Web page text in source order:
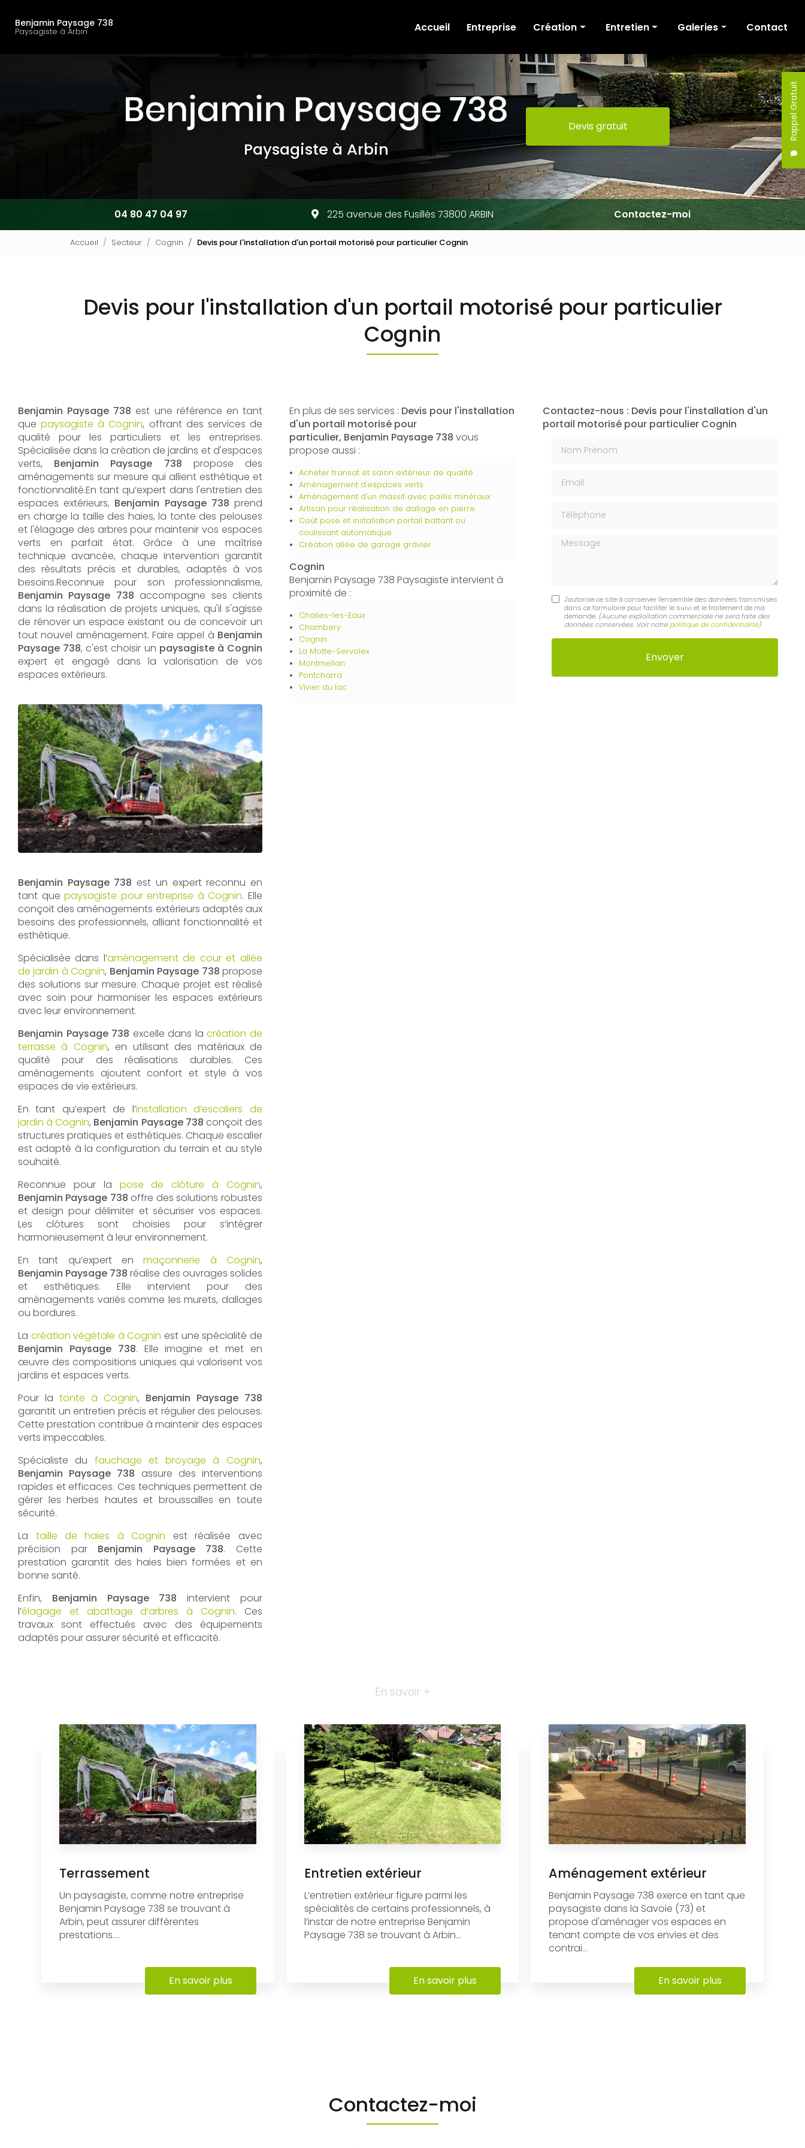
contenu
Benjamin Paysage 738
Paysagiste à Arbin
Rappel Gratuit
Accueil
Entreprise Création
Cour et allée
Terrasse
Murs de soutènement
Escaliers
Portail
Clôture
Maçonnerie
Terrassement
Pergola
Entretien
Tonte
Fauchage / Broyage
Taille de haies
Elagage / Abattage
Galeries
Création
Entretien
Contact
Paysagiste à Arbin
Devis gratuit
04 80 47 04 97 225 avenue des Fusillés 73800 ARBIN Contactez-moi
Accueil Secteur Cognin Devis pour l'installation d'un portail motorisé pour particulier Cognin
Devis pour l'installation d'un portail motorisé pour particulier
Cognin
Benjamin Paysage 738 est une référence en tant
quepaysagiste à Cognin, offrant des services de
qualité pour les particuliers et les entreprises.
Spécialisée dans la création de jardins et d'espaces
verts, Benjamin Paysage 738 propose des
aménagements sur mesure qui allient esthétique et
fonctionnalité.En tant qu’expert dans l'entretien des
espaces extérieurs, Benjamin Paysage 738 prend
en charge la taille des haies, la tonte des pelouses
et l'élagage des arbres pour maintenir vos espaces
verts en parfait état. Grâce à une maîtrise
technique avancée, chaque intervention garantit
des résultats précis et durables, adaptés à vos
besoins.Reconnue pour son professionnalisme,
Benjamin Paysage 738 accompagne ses clients
dans la réalisation de projets uniques, qu'il s'agisse
de rénover un espace existant ou de concevoir un
tout nouvel aménagement. Faire appel à Benjamin
Paysage 738, c'est choisir un paysagiste à Cognin
expert et engagé dans la valorisation de vos
espaces extérieurs.
Benjamin Paysage 738 est un expert reconnu en
tant quepaysagiste pour entreprise à Cognin. Elle
conçoit des aménagements extérieurs adaptés aux
besoins des professionnels, alliant fonctionnalité et
esthétique.
Spécialisée dans l’aménagement de cour et allée
de jardin à Cognin, Benjamin Paysage 738 propose
des solutions sur mesure. Chaque projet est réalisé
avec soin pour harmoniser les espaces extérieurs
avec leur environnement.
Benjamin Paysage 738 excelle dans lacréation de
terrasse à Cognin, en utilisant des matériaux de
qualité pour des réalisations durables. Ces
aménagements ajoutent confort et style à vos
espaces de vie extérieurs.
En tant qu’expert de l’installation d’escaliers de
jardin à Cognin, Benjamin Paysage 738 conçoit des
structures pratiques et esthétiques. Chaque escalier
est adapté à la configuration du terrain et au style
souhaité.
Reconnue pour la pose de clôture à Cognin,
Benjamin Paysage 738 offre des solutions robustes
et design pour délimiter et sécuriser vos espaces.
Les clôtures sont choisies pour s’intégrer
harmonieusement à leur environnement.
En tant qu’expert enmaçonnerie à Cognin,
Benjamin Paysage 738 réalise des ouvrages solides
et esthétiques. Elle intervient pour des
aménagements variés comme les murets, dallages
ou bordures.
La création végétale à Cognin est une spécialité de
Benjamin Paysage 738. Elle imagine et met en
œuvre des compositions uniques qui valorisent vos
jardins et espaces verts.
Pour la tonte à Cognin, Benjamin Paysage 738
garantit un entretien précis et régulier des pelouses.
Cette prestation contribue à maintenir des espaces
verts impeccables.
Spécialiste du fauchage et broyage à Cognin,
Benjamin Paysage 738 assure des interventions
rapides et efficaces. Ces techniques permettent de
gérer les herbes hautes et broussailles en toute
sécurité.
La taille de haies à Cognin est réalisée avec
précision par Benjamin Paysage 738. Cette
prestation garantit des haies bien formées et en
bonne santé.
Enfin, Benjamin Paysage 738 intervient pour
l’élagage et abattage d’arbres à Cognin. Ces
travaux sont effectués avec des équipements
adaptés pour assurer sécurité et efficacité.
En plus de ses services : Devis pour l'installation
d'un portail motorisé pour
particulier, Benjamin Paysage 738 vous
propose aussi :
Acheter transat et salon extérieur de qualité
Aménagement d'espaces verts
Aménagement d'un massif avec paillis minéraux
Artisan pour réalisation de dallage en pierre
Coût pose et installation portail battant ou
coulissant automatique
Création allée de garage gravier
Cognin
Benjamin Paysage 738 Paysagiste intervient à
proximité de :
Challes-les-Eaux
Chambery
Cognin
La Motte-Servolex
Montmelian
Pontcharra
Vivier du lac
Contactez-nous : Devis pour l'installation d'un
portail motorisé pour particulier Cognin
Message
J'autorise ce site à conserver l'ensemble des données transmises
dans ce formulaire pour faciliter le suivi et le traitement de ma
demande. (Aucune exploitation commerciale ne sera faite des
données conservées. Voir notre politique de confidentialité)
En savoir +
Terrassement
Un paysagiste, comme notre entreprise
Benjamin Paysage 738 se trouvant à
Arbin, peut assurer différentes
prestations....
En savoir plus
Entretien extérieur
L’entretien extérieur figure parmi les
spécialités de certains professionnels, à
l’instar de notre entreprise Benjamin
Paysage 738 se trouvant à Arbin...
En savoir plus
Aménagement extérieur
Benjamin Paysage 738 exerce en tant que
paysagiste dans la Savoie (73) et
propose d'aménager vos espaces en
tenant compte de vos envies et des
contrai...
En savoir plus
Contactez-moi